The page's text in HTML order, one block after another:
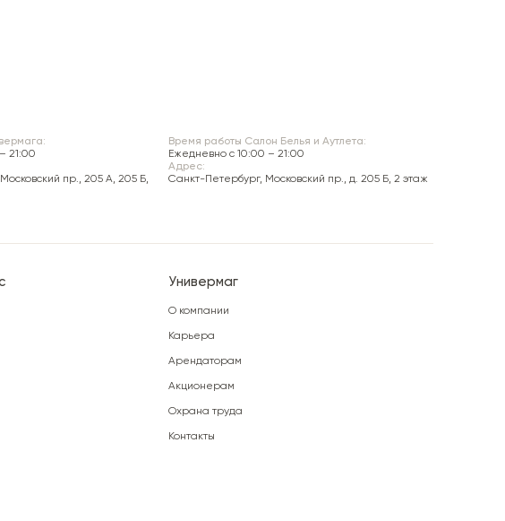
21:00
пр., 205 А, 205 Б,
Время работы Салон Белья и Аутлета:
Ежедневно c 10:00 – 21:00
Адрес:
Санкт-Петербург, Московский пр., д. 205 Б, 2 этаж
Универмаг
О компании
Карьера
Арендаторам
Акционерам
Охрана труда
Контакты